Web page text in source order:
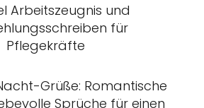
Arbeitszeugnis und
für
Pflegekräfte
Grüße: Romantische
Sprüche für einen